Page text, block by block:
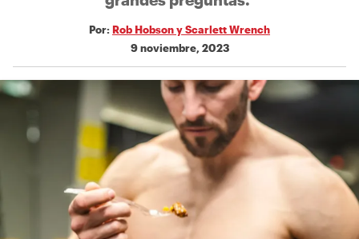
Por: Rob Hobson y Scarlett Wrench
9 noviembre, 2023